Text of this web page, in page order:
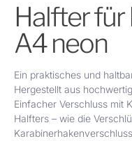
Halfter
A4 neon
Ein praktisches und
Hergestellt aus
Einfacher Verschluss mit
Halfters – wie die